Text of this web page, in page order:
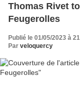
Thomas Rivet
Feugerolles
Publié le 01/05/2023 à
Par veloquercy